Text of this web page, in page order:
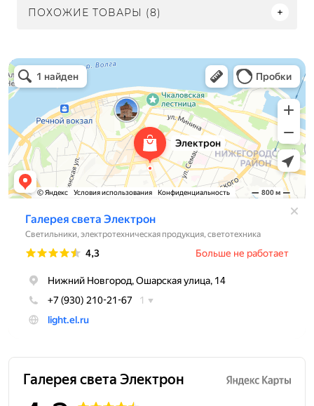
ПОХОЖИЕ ТОВАРЫ (8)
Электрон
Светильники в Нижнем Новгороде
Электротехническая продукция в Нижнем Новгороде